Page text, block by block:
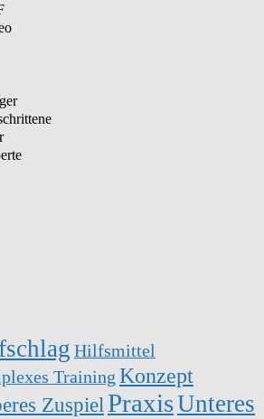
Hilfsmittel
Training Konzept
ZuspielPraxisUnteres